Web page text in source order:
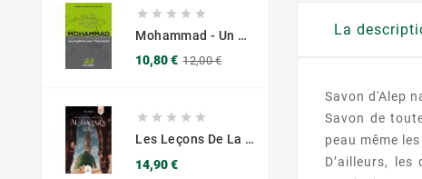
    
Mohammad - Un Prophète Pour L'humanité - Mawlana W. Khan - Editions Chama Al Azhar
10,80 € 12,00 €
    
Les Leçons De La Sourate Al-Baqara – Anis Ahmad - MuslimCity
14,90 €Prix
La
Savon d'Alep
Savon de
peau même
D’ailleurs,